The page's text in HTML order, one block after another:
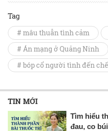
Tag
# mâu thuẫn tình cảm
# Án mạng ở Quảng Ninh
# bóp cổ người tình đến
TIN MỚI
Tìm hiểu
đau, co